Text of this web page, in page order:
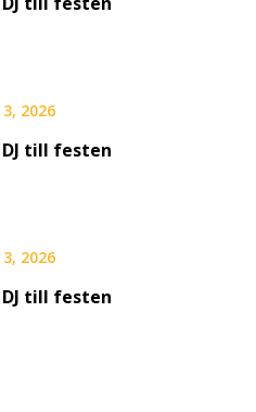
2026
till festen
2026
till festen